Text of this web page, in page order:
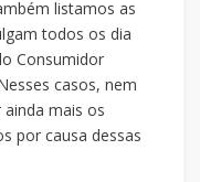
listamos as
todos os dia
Consumidor
casos, nem
mais os
por causa dessas